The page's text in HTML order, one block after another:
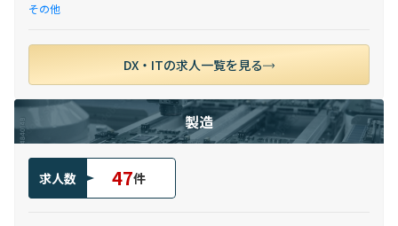
その他
DX・ITの求人一覧を見る
製造
求人数 47件